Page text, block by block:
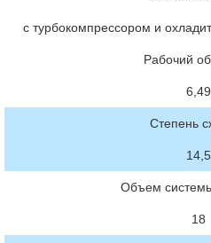
с турбокомпрессором и
Рабочий
6,49
Степень
14,5
Объем
18